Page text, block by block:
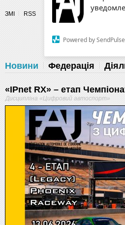
Powered by SendPulse
ЗМІ RSS
Новини Федерація
«IPnet RX» – етап
Дисципліна «Цифровий автоспорт»